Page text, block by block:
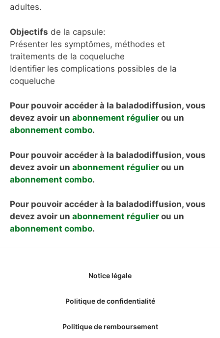
adultes.
Objectifs de la capsule:
Présenter les symptômes, méthodes et
traitements de la coqueluche
Identifier les complications possibles de la
coqueluche
Pour pouvoir accéder à la baladodiffusion, vous
devez avoir un abonnement régulier ou un
abonnement combo.
Pour pouvoir accéder à la baladodiffusion, vous
devez avoir un abonnement régulier ou un
abonnement combo.
Pour pouvoir accéder à la baladodiffusion, vous
devez avoir un abonnement régulier ou un
abonnement combo.
Notice légale
Politique de confidentialité
Politique de remboursement